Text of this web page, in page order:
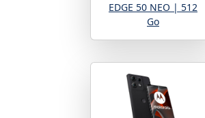
EDGE 50 NEO | 512
Go